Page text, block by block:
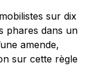
sur dix
phares dans un
amende,
sur cette règle